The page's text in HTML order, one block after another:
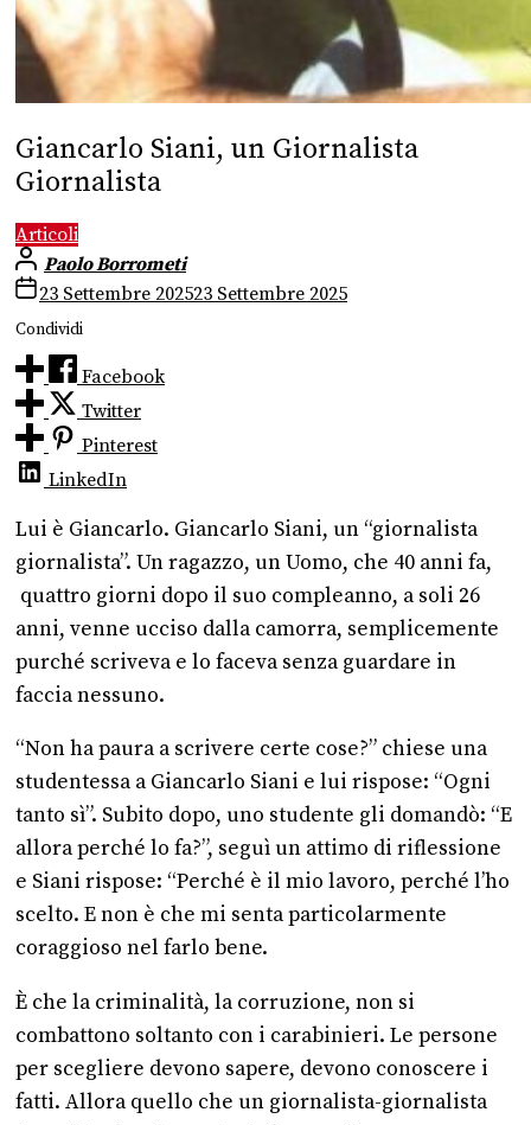
Giancarlo Siani, un Giornalista
Giornalista
Articoli
Paolo Borrometi
23 Settembre 202523 Settembre 2025
Condividi
Facebook
Twitter
Pinterest
LinkedIn
Lui è Giancarlo. Giancarlo Siani, un “giornalista
giornalista”. Un ragazzo, un Uomo, che 40 anni fa,
quattro giorni dopo il suo compleanno, a soli 26
anni, venne ucciso dalla camorra, semplicemente
purché scriveva e lo faceva senza guardare in
faccia nessuno.
“Non ha paura a scrivere certe cose?” chiese una
studentessa a Giancarlo Siani e lui rispose: “Ogni
tanto sì”. Subito dopo, uno studente gli domandò: “E
allora perché lo fa?”, seguì un attimo di riflessione
e Siani rispose: “Perché è il mio lavoro, perché l’ho
scelto. E non è che mi senta particolarmente
coraggioso nel farlo bene.
È che la criminalità, la corruzione, non si
combattono soltanto con i carabinieri. Le persone
per scegliere devono sapere, devono conoscere i
fatti. Allora quello che un giornalista-giornalista